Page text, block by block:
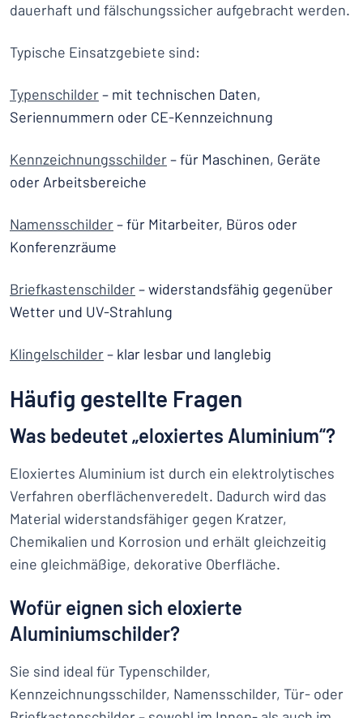
dauerhaft und fälschungssicher aufgebracht werden.
Typische Einsatzgebiete sind:
Typenschilder– mit technischen Daten,
Seriennummern oder CE-Kennzeichnung
Kennzeichnungsschilder– für Maschinen, Geräte
oder Arbeitsbereiche
Namensschilder– für Mitarbeiter, Büros oder
Konferenzräume
Briefkastenschilder– widerstandsfähig gegenüber
Wetter und UV-Strahlung
Klingelschilder– klar lesbar und langlebig
Häufig gestellte Fragen
Was bedeutet „eloxiertes Aluminium“?
Eloxiertes Aluminium ist durch ein elektrolytisches
Verfahren oberflächenveredelt. Dadurch wird das
Material widerstandsfähiger gegen Kratzer,
Chemikalien und Korrosion und erhält gleichzeitig
eine gleichmäßige, dekorative Oberfläche.
Wofür eignen sich eloxierte
Aluminiumschilder?
Sie sind ideal für Typenschilder,
Kennzeichnungsschilder, Namensschilder, Tür- oder